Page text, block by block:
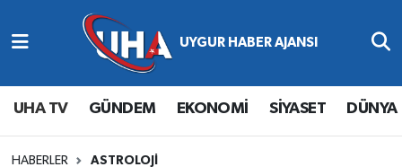
UHA TV GÜNDEM EKONOMİ SİYASET DÜNYA
HABERLER ASTROLOJİ
Abone Ol
Gündem
Ekonomi
Nöbetçi Eczaneler
Hava Durumu
Namaz Vakitleri